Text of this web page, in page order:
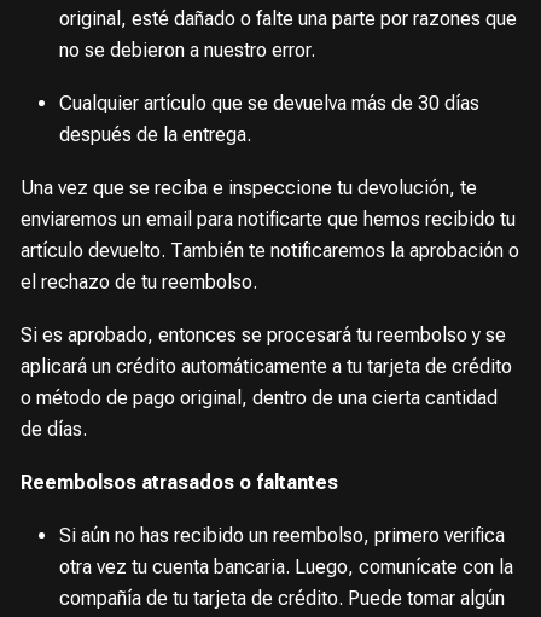
original, esté dañado o falte una parte por razones que
no se debieron a nuestro error.
Cualquier artículo que se devuelva más de 30 días
después de la entrega.
Una vez que se reciba e inspeccione tu devolución, te
enviaremos un email para notificarte que hemos recibido tu
artículo devuelto. También te notificaremos la aprobación o
el rechazo de tu reembolso.
Si es aprobado, entonces se procesará tu reembolso y se
aplicará un crédito automáticamente a tu tarjeta de crédito
o método de pago original, dentro de una cierta cantidad
de días.
Reembolsos atrasados ​​o faltantes
Si aún no has recibido un reembolso, primero verifica
otra vez tu cuenta bancaria. Luego, comunícate con la
compañía de tu tarjeta de crédito. Puede tomar algún